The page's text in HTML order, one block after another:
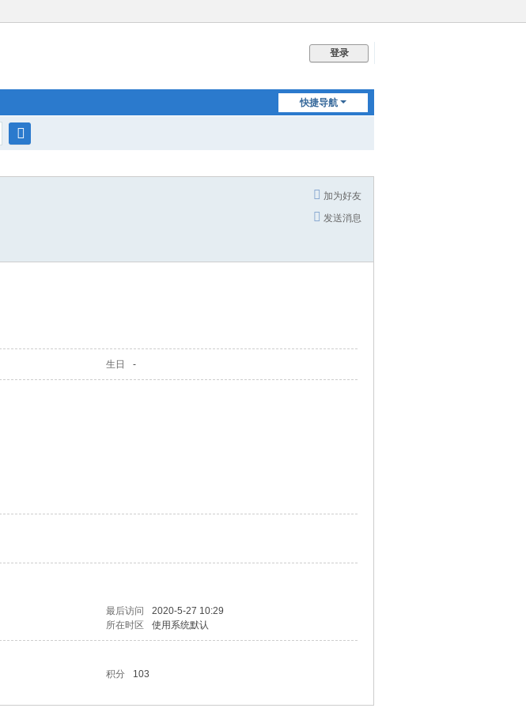
登录
快捷导航
索
加为好友
发送消息
生日 -
最后访问
2020-5-27 10:29
所在时区 使用系统默认
积分 103